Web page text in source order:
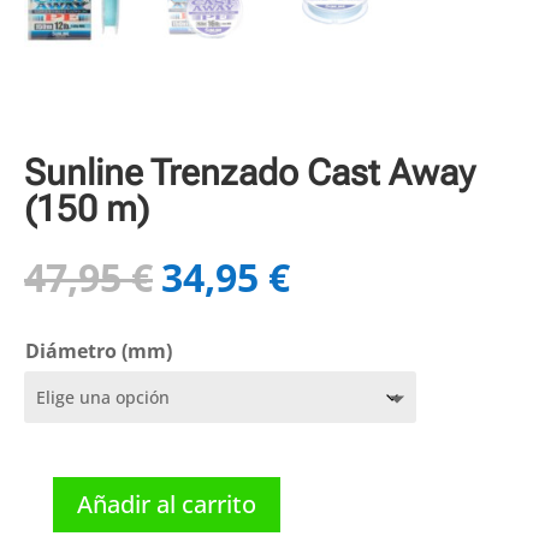
Sunline Trenzado Cast Away
(150 m)
47,95€ El
precio
original
era:
47,95 €.
34,95 €El
precio
34,95 €.
Diámetro (mm)
SunlineAñadir al carrito